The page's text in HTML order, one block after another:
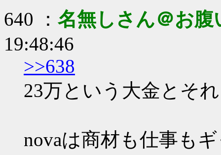
640 ： 名無しさん＠お腹
19:48:46
>>638
23万という大金とそ
novaは商材も仕事も